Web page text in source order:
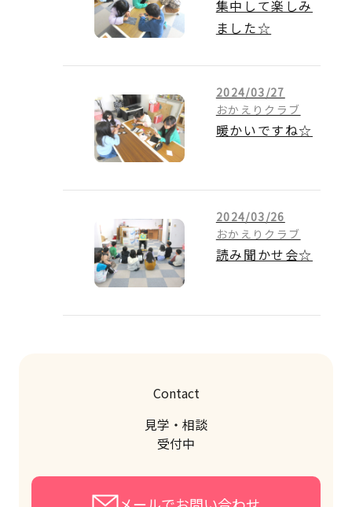
集中して楽しみ
ました☆
2024/03/27
おかえりクラブ
暖かいですね☆
2024/03/26
おかえりクラブ
読み聞かせ会☆
Contact
見学・相談
受付中